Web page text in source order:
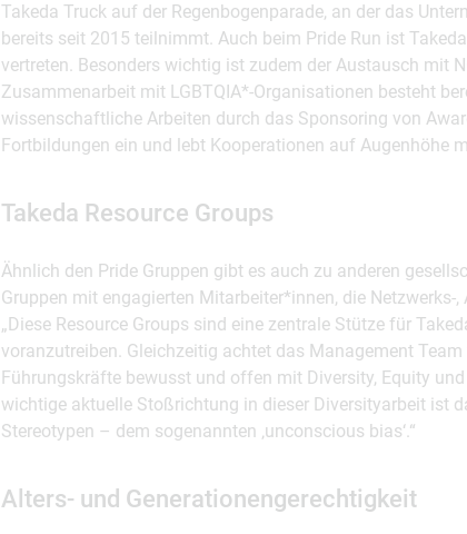
Takeda Truck auf der Regenbogenparade, an der das
bereits seit 2015 teilnimmt. Auch beim Pride Run ist
vertreten. Besonders wichtig ist zudem der Austausch mit
Zusammenarbeit mit LGBTQIA*-Organisationen besteht
wissenschaftliche Arbeiten durch das Sponsoring von
Fortbildungen ein und lebt Kooperationen auf Augenhöhe
Takeda Resource Groups
Ähnlich den Pride Gruppen gibt es auch zu anderen
Gruppen mit engagierten Mitarbeiter*innen, die
„Diese Resource Groups sind eine zentrale Stütze für
voranzutreiben. Gleichzeitig achtet das Management
Führungskräfte bewusst und offen mit Diversity, Equity
wichtige aktuelle Stoßrichtung in dieser Diversityarbeit ist
Stereotypen – dem sogenannten ‚unconscious bias‘.“
Alters- und Generationengerechtigkeit